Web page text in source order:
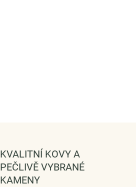
KVALITNÍ KOVY A
PEČLIVĚ VYBRANÉ
KAMENY